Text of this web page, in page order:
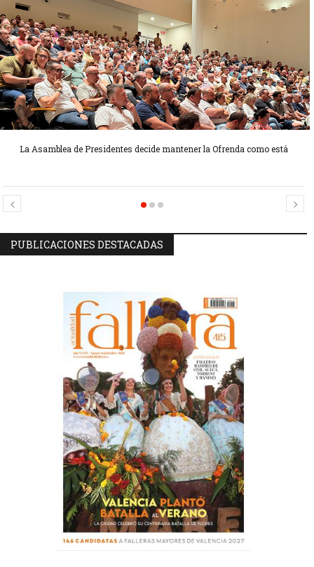
La Asamblea de Presidentes decide mantener la Ofrenda como está
Candidatas Preseleccionadas por el sector Olivereta
Candidatas Preseleccionadas por el sector Sector La Seu-La Xerea-El
Mercat
PUBLICACIONES DESTACADAS